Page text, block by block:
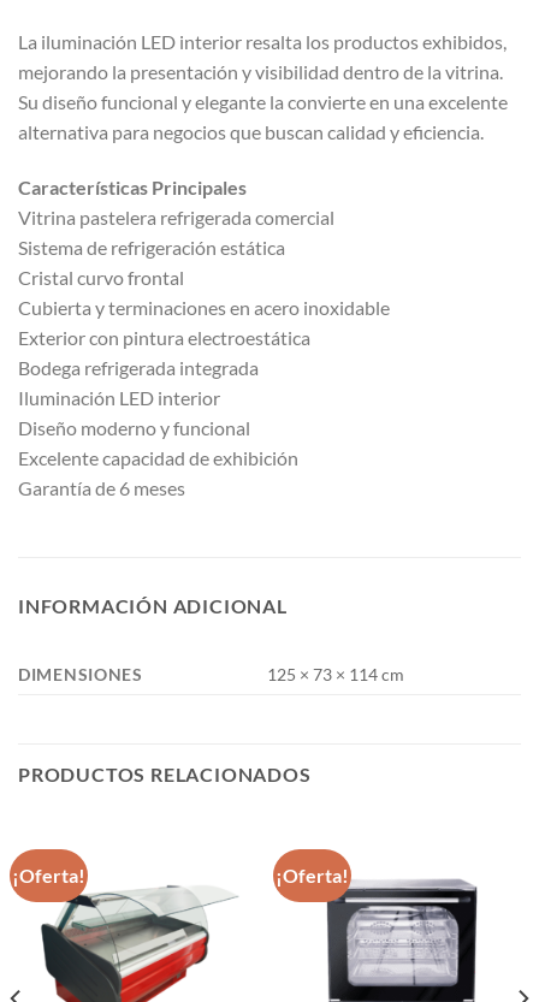
La iluminación LED interior resalta los productos exhibidos,
mejorando la presentación y visibilidad dentro de la vitrina.
Su diseño funcional y elegante la convierte en una excelente
alternativa para negocios que buscan calidad y eficiencia.
Características Principales
Vitrina pastelera refrigerada comercial
Sistema de refrigeración estática
Cristal curvo frontal
Cubierta y terminaciones en acero inoxidable
Exterior con pintura electroestática
Bodega refrigerada integrada
Iluminación LED interior
Diseño moderno y funcional
Excelente capacidad de exhibición
Garantía de 6 meses
INFORMACIÓN ADICIONAL
DIMENSIONES 125 × 73 × 114 cm
PRODUCTOS RELACIONADOS
¡Oferta! ¡Oferta!